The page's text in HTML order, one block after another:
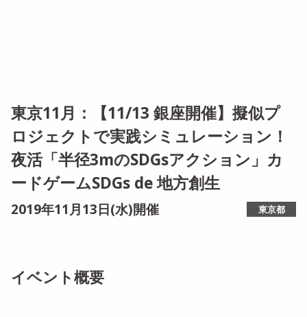
東京11月：【11/13 銀座開催】擬似プ
ロジェクトで実践シミュレーション！
夜活「半径3mのSDGsアクション」カ
ードゲームSDGs de 地方創生
2019年11月13日(水)開催 東京都
イベント概要